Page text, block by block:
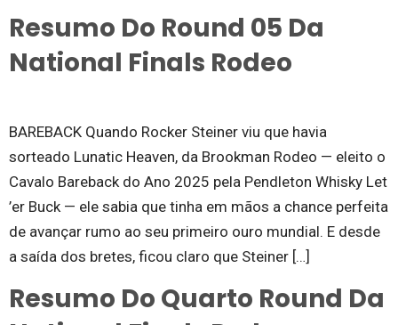
Resumo Do Round 05 Da
National Finals Rodeo
BAREBACK Quando Rocker Steiner viu que havia
sorteado Lunatic Heaven, da Brookman Rodeo — eleito o
Cavalo Bareback do Ano 2025 pela Pendleton Whisky Let
’er Buck — ele sabia que tinha em mãos a chance perfeita
de avançar rumo ao seu primeiro ouro mundial. E desde
a saída dos bretes, ficou claro que Steiner […]
Resumo Do Quarto Round Da